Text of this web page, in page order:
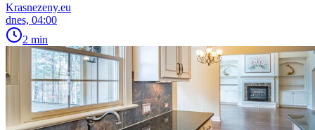
Krasnezeny.eu
dnes, 04:00
2 min